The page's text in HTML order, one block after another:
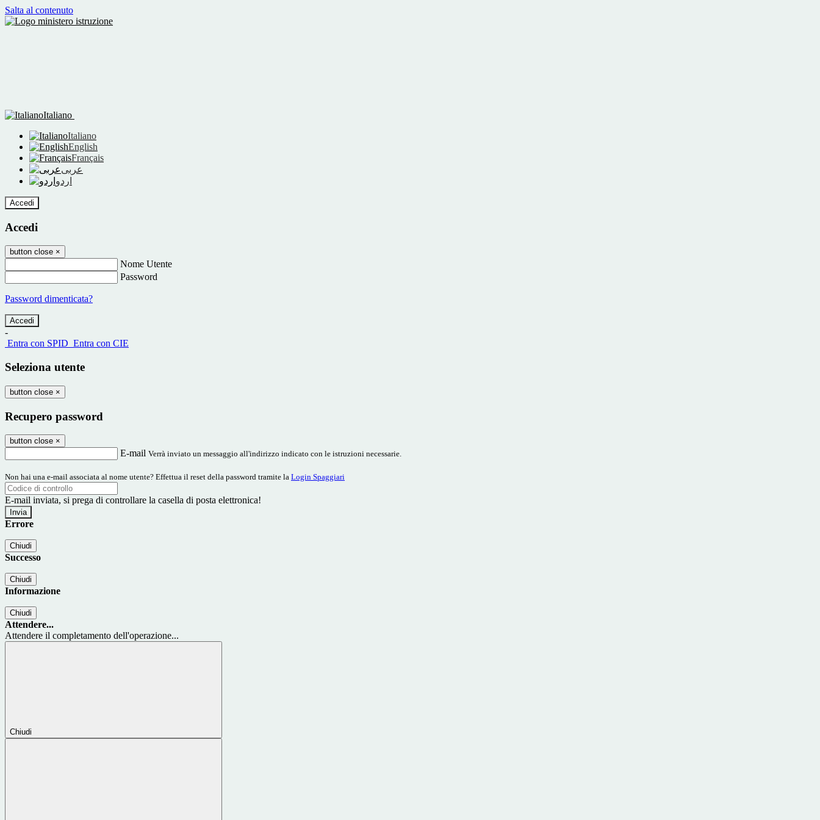
Salta al contenuto
Italiano
Italiano
English
Français
عربى
اردو
Accedi
Accedi
button close ×
Nome Utente
Password
Password dimenticata?
-
Entra con SPID Entra con CIE
Seleziona utente
button close ×
Recupero password
button close ×
E-mail Verrà inviato un messaggio all'indirizzo indicato con le istruzioni necessarie.
Non hai una e-mail associata al nome utente? Effettua il reset della password tramite la Login Spaggiari
E-mail inviata, si prega di controllare la casella di posta elettronica!
Errore
Chiudi
Successo
Chiudi
Informazione
Chiudi
Attendere...
Attendere il completamento dell'operazione...
Chiudi